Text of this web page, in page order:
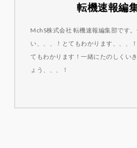
転機速報編
MchS株式会社 転機速報編集部です
い、、、！とてもわかります、、、
てもわかります！一緒にたのしくい
ょう、、、！